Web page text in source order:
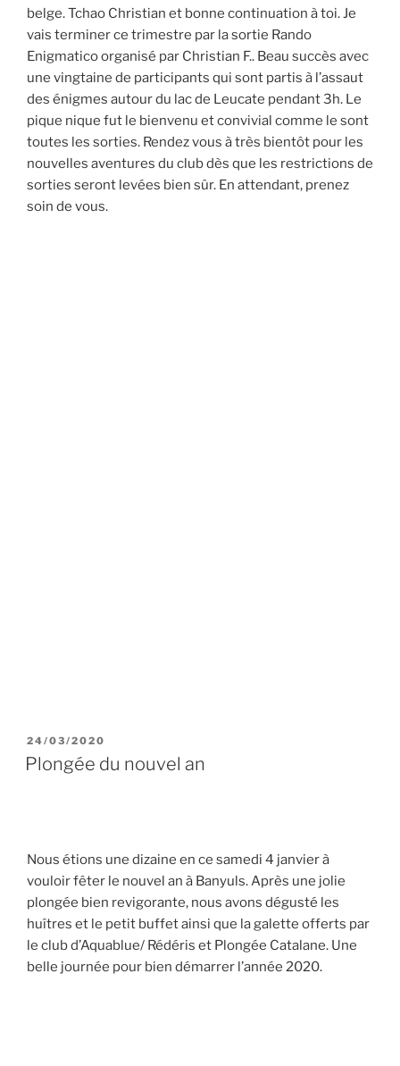
belge. Tchao Christian et bonne continuation à toi. Je
vais terminer ce trimestre par la sortie Rando
Enigmatico organisé par Christian F.. Beau succès avec
une vingtaine de participants qui sont partis à l’assaut
des énigmes autour du lac de Leucate pendant 3h. Le
pique nique fut le bienvenu et convivial comme le sont
toutes les sorties. Rendez vous à très bientôt pour les
nouvelles aventures du club dès que les restrictions de
sorties seront levées bien sûr. En attendant, prenez
soin de vous.
PUBLIÉ
LE
24/03/2020
Plongée du nouvel an
Nous étions une dizaine en ce samedi 4 janvier à
vouloir fêter le nouvel an à Banyuls. Après une jolie
plongée bien revigorante, nous avons dégusté les
huîtres et le petit buffet ainsi que la galette offerts par
le club d’Aquablue/ Rédéris et Plongée Catalane. Une
belle journée pour bien démarrer l’année 2020.